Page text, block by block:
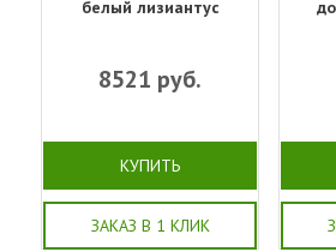
белый лизиантус
8521 руб.
КУПИТЬ
ЗАКАЗ В 1 КЛИК